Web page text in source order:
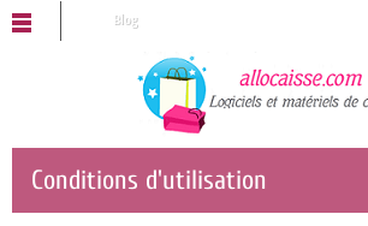
Blog
vous souhaite une bonne année 2025 !
Conditions d'utilisation